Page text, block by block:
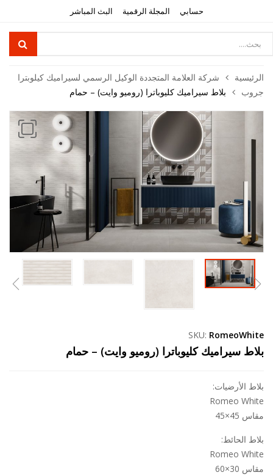
حسابي المجلة الرقمية البث المباشر
الرئيسية
شركة العلامة المتجددة الوكيل الرسمي لسيراميك كيلوبترا
جروب
بلاط سيراميك كليوباترا (روميو وايت) – حمام
SKU: RomeoWhite
بلاط سيراميك كليوباترا (روميو وايت) – حمام
بلاط الأرضيات:
Romeo White
مقاس 45×45
بلاط الحائط:
Romeo White
مقاس 30×60